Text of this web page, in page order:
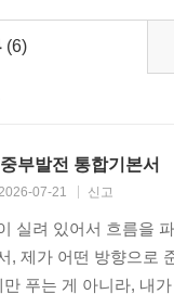
(6)
부발전 통합기본서
2026-07-21 신고
실려 있어서 흐름을
, 제가 어떤 방향으로
푸는 게 아니라, 내